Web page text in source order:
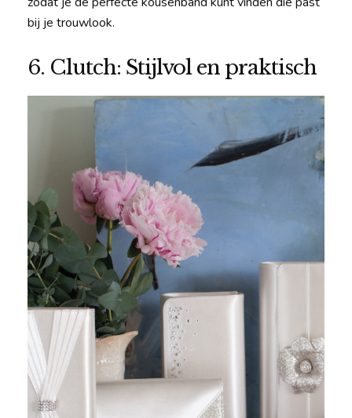
bij je trouwlook.
6. Clutch: Stijlvol en praktisch